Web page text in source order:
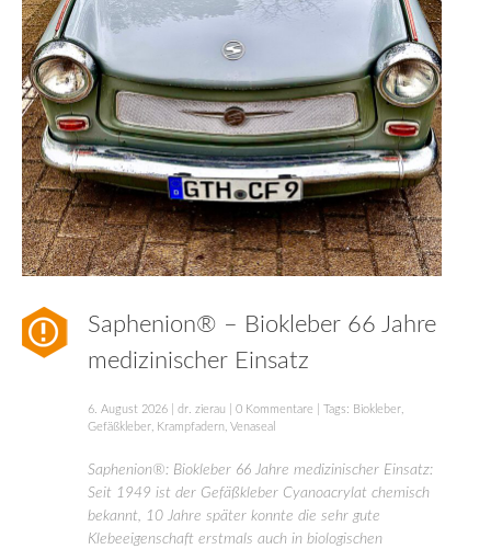
Saphenion® – Biokleber 66 Jahre
medizinischer Einsatz
6. August 2026 dr. zierau 0 Kommentare | Tags: Biokleber
Gefäßkleber
Krampfadern Venaseal
Saphenion®: Biokleber 66 Jahre medizinischer Einsatz:
Seit 1949 ist der Gefäßkleber Cyanoacrylat chemisch
bekannt, 10 Jahre später konnte die sehr gute
Klebeeigenschaft erstmals auch in biologischen